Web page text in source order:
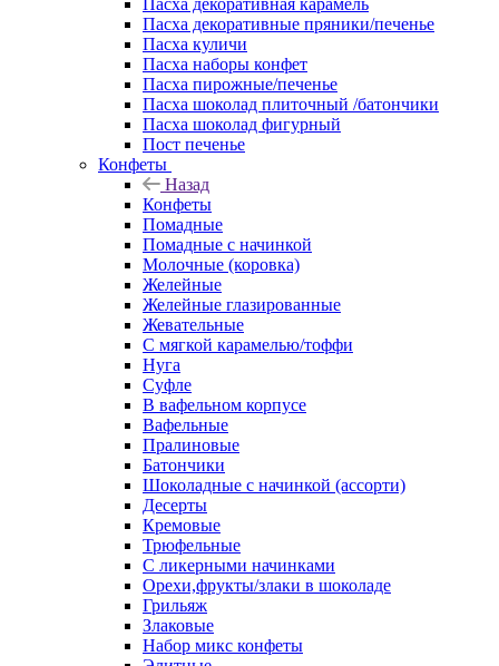
Пасха декоративная карамель
Пасха декоративные пряники/печенье
Пасха куличи
Пасха наборы конфет
Пасха пирожные/печенье
Пасха шоколад плиточный /батончики
Пасха шоколад фигурный
Пост печенье
Конфеты
Назад
Конфеты
Помадные
Помадные с начинкой
Молочные (коровка)
Желейные
Желейные глазированные
Жевательные
С мягкой карамелью/тоффи
Нуга
Суфле
В вафельном корпусе
Вафельные
Пралиновые
Батончики
Шоколадные с начинкой (ассорти)
Десерты
Кремовые
Трюфельные
С ликерными начинками
Орехи,фрукты/злаки в шоколаде
Грильяж
Злаковые
Набор микс конфеты